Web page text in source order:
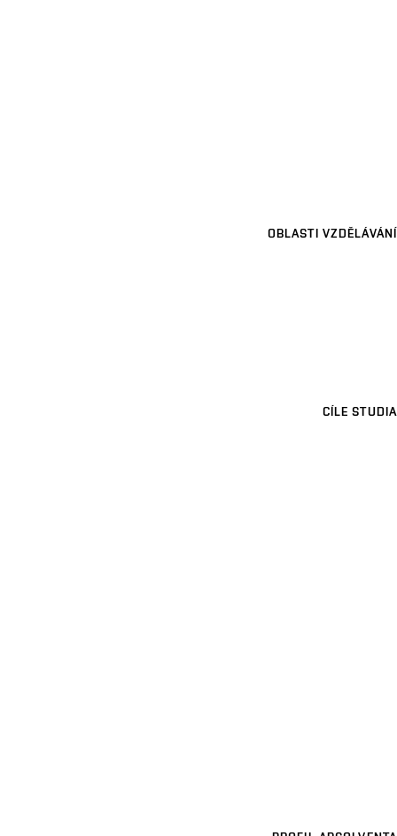
OBLASTI VZDĚLÁVÁNÍ
CÍLE STUDIA